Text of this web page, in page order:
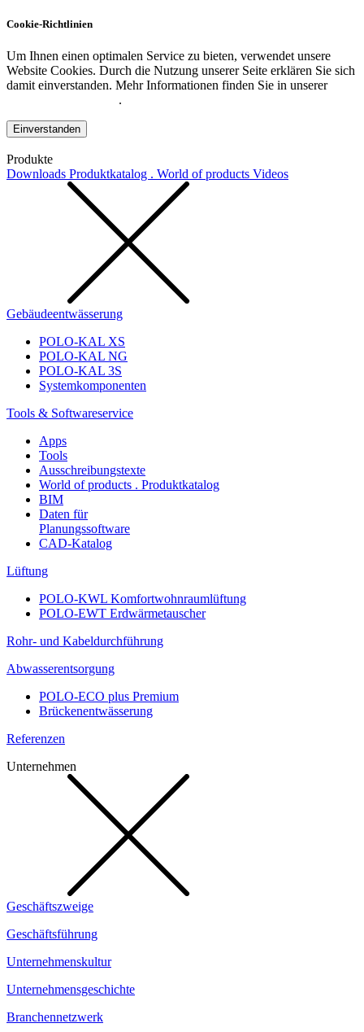
Cookie-Richtlinien
Um Ihnen einen optimalen Service zu bieten, verwendet unsere
Website Cookies. Durch die Nutzung unserer Seite erklären Sie sich
damit einverstanden. Mehr Informationen finden Sie in unserer
.
Einverstanden
Produkte
Downloads Produktkatalog . World of products Videos
Gebäudeentwässerung
POLO-KAL XS
POLO-KAL NG
POLO-KAL 3S
Systemkomponenten
Tools & Softwareservice
Apps
Tools
Ausschreibungstexte
World of products . Produktkatalog
BIM
Daten für
Planungssoftware
CAD-Katalog
Lüftung
POLO-KWL Komfortwohnraumlüftung
POLO-EWT Erdwärmetauscher
Rohr- und Kabeldurchführung
Abwasserentsorgung
POLO-ECO plus Premium
Brückenentwässerung
Referenzen
Unternehmen
Geschäftszweige
Geschäftsführung
Unternehmenskultur
Unternehmensgeschichte
Branchennetzwerk